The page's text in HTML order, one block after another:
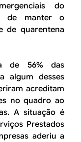
do
de manter o
de quarentena
de 56% das
algum desses
acreditam
no quadro ao
A situação é
Prestados
aderiu a